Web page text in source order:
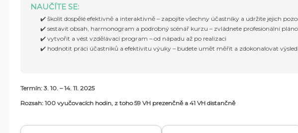
NAUČÍTE SE:
✔️ školit dospělé efektivně a interaktivně – zapojíte všechny účastníky a udržíte jejich
✔️ sestavit obsah, harmonogram a podrobný scénář kurzu – zvládnete profesionální
✔️ vytvořit a vést vzdělávací program – od nápadu až po realizaci
✔️ hodnotit práci účastníků a efektivitu výuky – budete umět měřit a zdokonalovat
Termín: 3. 10. – 14. 11. 2025
Rozsah: 100 vyučovacích hodin, z toho 59 VH prezenčně a 41 VH distančně